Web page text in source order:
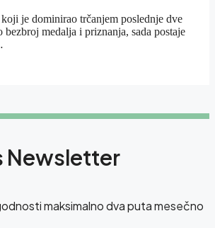
je dominirao trčanjem poslednje dve
bezbroj medalja i priznanja, sada postaje
Newsletter
maksimalno dva puta mesečno